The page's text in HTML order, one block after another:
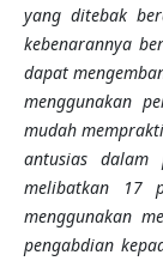
yang ditebak
kebenarannya
dapat
menggunakan
mudah
antusias dalam
melibatkan 17
menggunakan
pengabdian